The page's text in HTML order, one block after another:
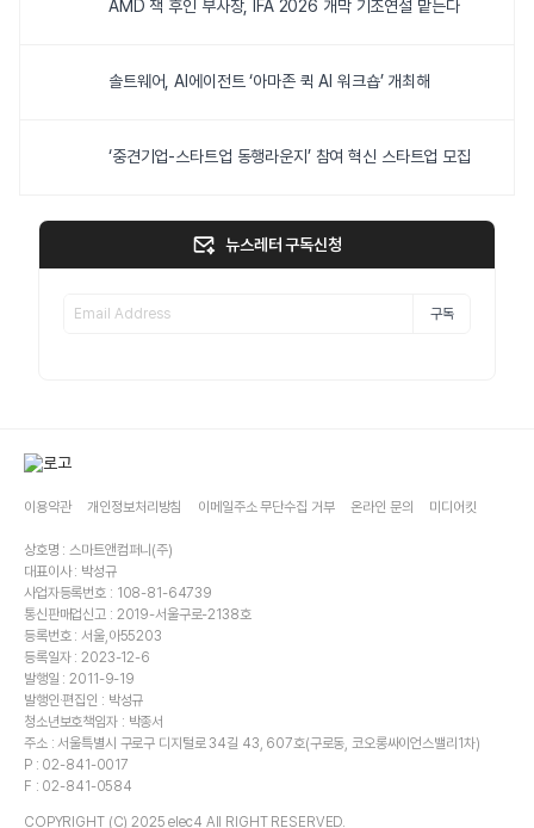
AMD 잭 후인 부사장, IFA 2026 개막 기조연설 맡는다
솔트웨어, AI에이전트 ‘아마존 퀵 AI 워크숍’ 개최해
‘중견기업-스타트업 동행라운지’ 참여 혁신 스타트업 모집
뉴스레터 구독신청
구독
이용약관 개인정보처리방침 이메일주소 무단수집 거부 온라인 문의 미디어킷
상호명 : 스마트앤컴퍼니(주)
대표이사 : 박성규
사업자등록번호 : 108-81-64739
통신판매업신고 : 2019-서울구로-2138호
등록번호 : 서울,아55203
등록일자 : 2023-12-6
발행일 : 2011-9-19
발행인·편집인 : 박성규
청소년보호책임자 : 박종서
주소 : 서울특별시 구로구 디지털로 34길 43, 607호(구로동, 코오롱싸이언스밸리1차)
P : 02-841-0017
F : 02-841-0584
COPYRIGHT (C) 2025 elec4 All RIGHT RESERVED.